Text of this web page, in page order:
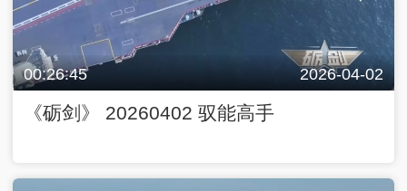
00:26:45 2026-04-02
《砺剑》 20260402 驭能高手